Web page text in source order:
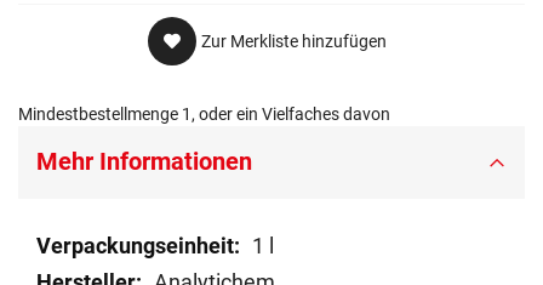
Zur Merkliste hinzufügen
Mindestbestellmenge 1, oder ein Vielfaches davon
Mehr Informationen
Mehr
Informationen
1 l